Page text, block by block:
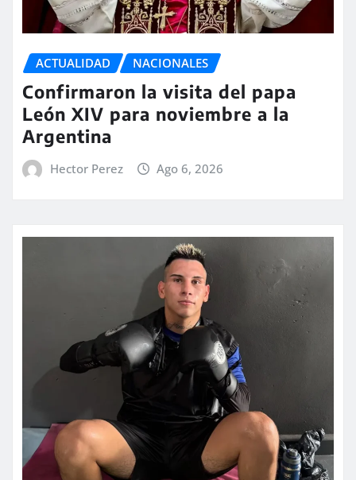
ACTUALIDAD NACIONALES
Confirmaron la visita del papa
León XIV para noviembre a la
Argentina
Hector Perez Ago 6, 2026